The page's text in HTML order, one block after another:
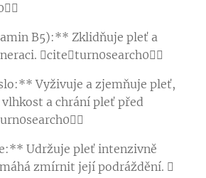
B5):** Zklidňuje pleť a
citeturn0search0
Vyživuje a zjemňuje pleť,
a chrání pleť před
Udržuje pleť intenzivně
zmírnit její podráždění. 